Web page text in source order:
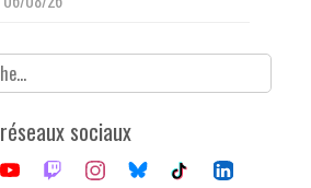
réseaux sociaux